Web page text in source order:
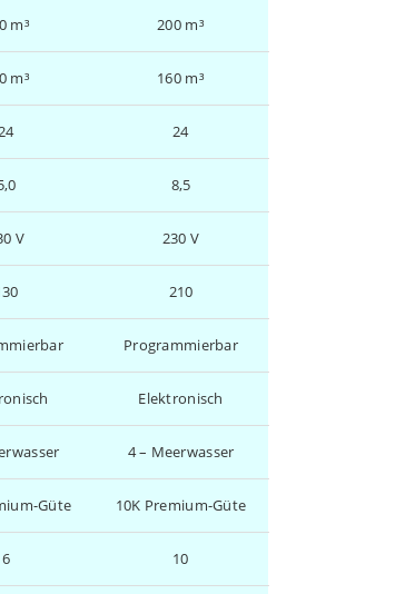
m³ 200 m³
m³ 160 m³
24 24
8,5
V 230 V
210
Programmierbar
Elektronisch
4 – Meerwasser
Güte 10K Premium-Güte
6 10